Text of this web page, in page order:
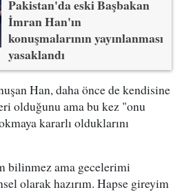
Pakistan'da eski Başbakan
İmran Han'ın
konuşmalarının yayınlanması
yasaklandı
Han, daha önce de kendisine
olduğunu ama bu kez "onu
kararlı olduklarını
bilinmez ama gecelerimi
olarak hazırım. Hapse gireyim